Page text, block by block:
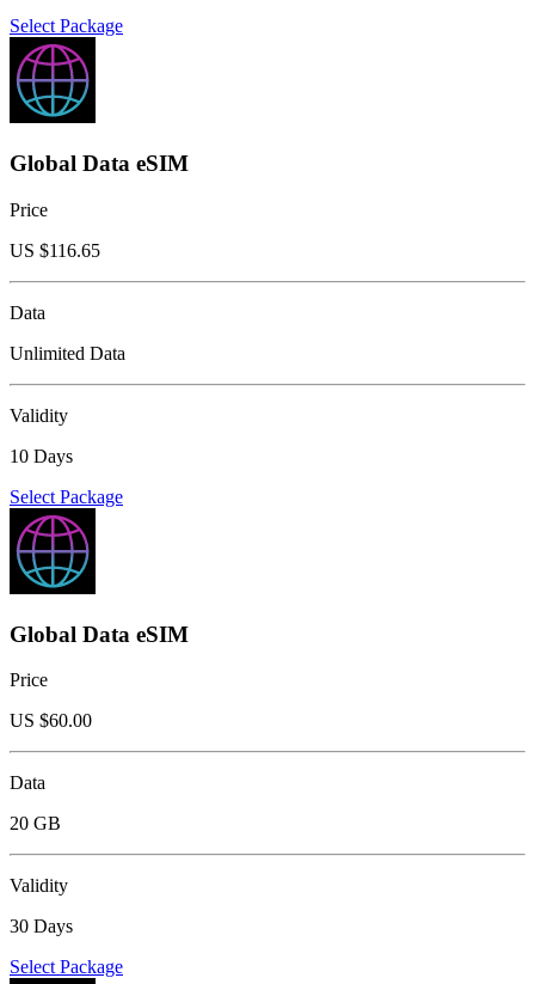
Select Package
Global Data eSIM
Price
US $116.65
Data
Unlimited Data
Validity
10 Days
Select Package
Global Data eSIM
Price
US $60.00
Data
20 GB
Validity
30 Days
Select Package